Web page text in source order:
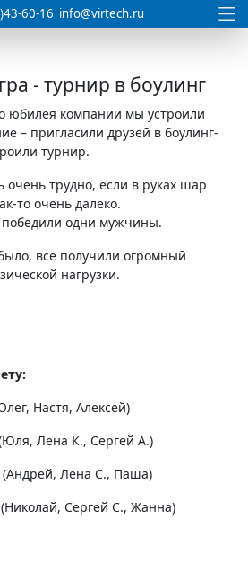
60-16 info@virtech.ru
- турнир в боулинг
юбилея компании мы устроили
– пригласили друзей в боулинг-
турнир.
очень трудно, если в руках шар
то очень далеко.
победили одни мужчины.
все получили огромный
нагрузки.
Настя, Алексей)
Лена К., Сергей А.)
(Андрей, Лена С., Паша)
Сергей С., Жанна)